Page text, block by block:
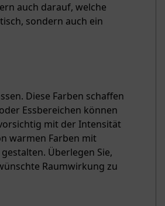
auch darauf, welche
sondern auch ein
Diese Farben schaffen
Essbereichen können
mit der Intensität
warmen Farben mit
Überlegen Sie,
Raumwirkung zu